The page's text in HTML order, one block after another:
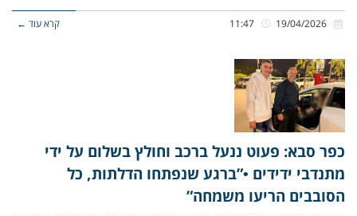
קרא עוד ←
כפר סבא: פעוט ננעל ברכב וחולץ בשלום על ידי
מתנדבי ידידים •”ברגע שנפתחו הדלתות, כל
הסובבים הריעו משמחה”